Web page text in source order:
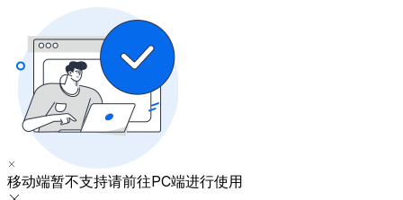
移动端暂不支持请前往PC端进行使用